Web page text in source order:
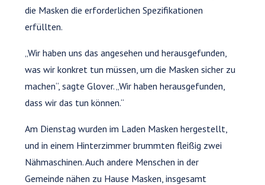
die Masken die erforderlichen Spezifikationen
erfüllten.
„Wir haben uns das angesehen und herausgefunden,
was wir konkret tun müssen, um die Masken sicher zu
machen“, sagte Glover. „Wir haben herausgefunden,
dass wir das tun können.“
Am Dienstag wurden im Laden Masken hergestellt,
und in einem Hinterzimmer brummten fleißig zwei
Nähmaschinen. Auch andere Menschen in der
Gemeinde nähen zu Hause Masken, insgesamt